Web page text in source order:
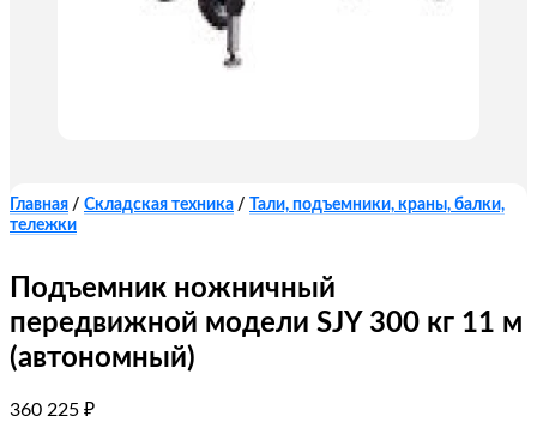
Главная / Складская техника /
Тали, подъемники, краны, балки,
тележки
Подъемник ножничный
передвижной модели SJY 300 кг 11 м
(автономный)
360 225 ₽